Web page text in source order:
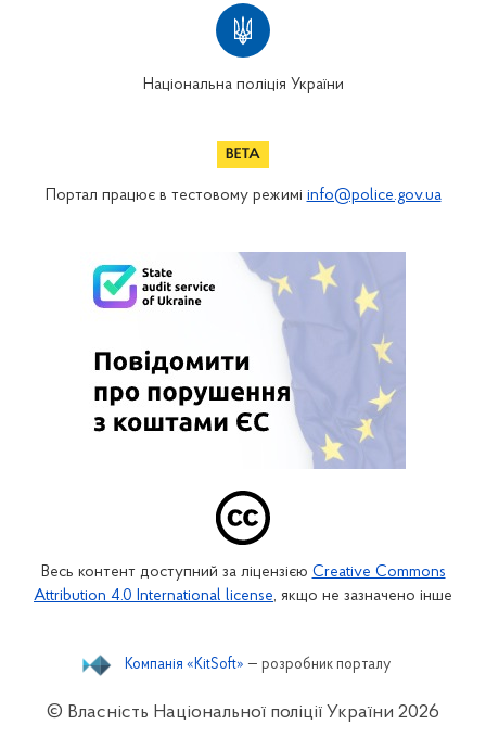
Національна поліція України
Портал працює в тестовому режимі info@police.gov.ua
Весь контент доступний за ліцензією Creative Commons
Attribution 4.0 International license, якщо не зазначено інше
© Власність Національної поліції України 2026
Компанія «KitSoft» — розробник порталу